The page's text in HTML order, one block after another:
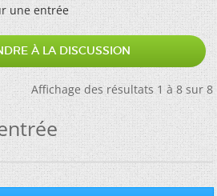
une entrée
À LA DISCUSSION
Affichage des résultats 1 à 8 sur 8